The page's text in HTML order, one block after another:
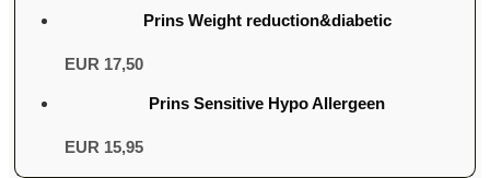
Prins Weight reduction&diabetic
EUR 17,50
Prins Sensitive Hypo Allergeen
EUR 15,95